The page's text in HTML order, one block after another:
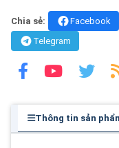
Chia sẻ: Facebook
Telegram
Thông tin sản